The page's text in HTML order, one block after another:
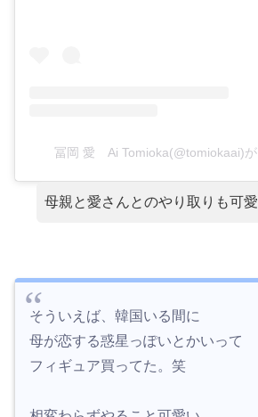
冨岡 愛 Ai Tomioka(@tomiokaai)が
母親と愛さんとのやり取りも可
そういえば、韓国いる間に
母が恋する惑星っぽいとかいって
フィギュア買ってた。笑